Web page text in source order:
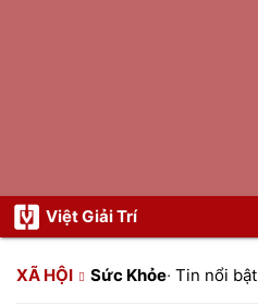
Việt Giải Trí
XÃ HỘI Sức Khỏe· Tin nổi bật